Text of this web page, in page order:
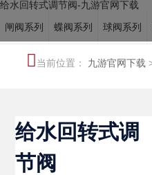
给水回转式调节阀-九游官网下载
闸阀系列
蝶阀系列 球阀系列
电站阀系列 调节阀系列 冶金
当前位置： 九游官网下载
给水回转式调
节阀